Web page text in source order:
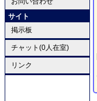
サイト
掲示板
チャット(0人在室)
リンク